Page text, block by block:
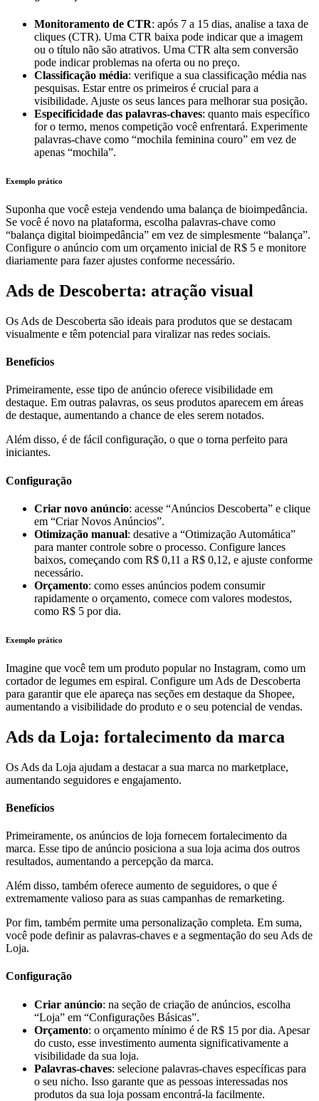
Monitoramento de CTR: após 7 a 15 dias, analise a taxa de
cliques (CTR). Uma CTR baixa pode indicar que a imagem
ou o título não são atrativos. Uma CTR alta sem conversão
pode indicar problemas na oferta ou no preço.
Classificação média: verifique a sua classificação média nas
pesquisas. Estar entre os primeiros é crucial para a
visibilidade. Ajuste os seus lances para melhorar sua posição.
Especificidade das palavras-chaves: quanto mais específico
for o termo, menos competição você enfrentará. Experimente
palavras-chave como “mochila feminina couro” em vez de
apenas “mochila”.
Exemplo prático
Suponha que você esteja vendendo uma balança de bioimpedância.
Se você é novo na plataforma, escolha palavras-chave como
“balança digital bioimpedância” em vez de simplesmente “balança”.
Configure o anúncio com um orçamento inicial de R$ 5 e monitore
diariamente para fazer ajustes conforme necessário.
Ads de Descoberta: atração visual
Os Ads de Descoberta são ideais para produtos que se destacam
visualmente e têm potencial para viralizar nas redes sociais.
Benefícios
Primeiramente, esse tipo de anúncio oferece visibilidade em
destaque. Em outras palavras, os seus produtos aparecem em áreas
de destaque, aumentando a chance de eles serem notados.
Além disso, é de fácil configuração, o que o torna perfeito para
iniciantes.
Configuração
Criar novo anúncio: acesse “Anúncios Descoberta” e clique
em “Criar Novos Anúncios”.
Otimização manual: desative a “Otimização Automática”
para manter controle sobre o processo. Configure lances
baixos, começando com R$ 0,11 a R$ 0,12, e ajuste conforme
necessário.
Orçamento: como esses anúncios podem consumir
rapidamente o orçamento, comece com valores modestos,
como R$ 5 por dia.
Exemplo prático
Imagine que você tem um produto popular no Instagram, como um
cortador de legumes em espiral. Configure um Ads de Descoberta
para garantir que ele apareça nas seções em destaque da Shopee,
aumentando a visibilidade do produto e o seu potencial de vendas.
Ads da Loja: fortalecimento da marca
Os Ads da Loja ajudam a destacar a sua marca no marketplace,
aumentando seguidores e engajamento.
Benefícios
Primeiramente, os anúncios de loja fornecem fortalecimento da
marca. Esse tipo de anúncio posiciona a sua loja acima dos outros
resultados, aumentando a percepção da marca.
Além disso, também oferece aumento de seguidores, o que é
extremamente valioso para as suas campanhas de remarketing.
Por fim, também permite uma personalização completa. Em suma,
você pode definir as palavras-chaves e a segmentação do seu Ads de
Loja.
Configuração
Criar anúncio: na seção de criação de anúncios, escolha
“Loja” em “Configurações Básicas”.
Orçamento: o orçamento mínimo é de R$ 15 por dia. Apesar
do custo, esse investimento aumenta significativamente a
visibilidade da sua loja.
Palavras-chaves: selecione palavras-chaves específicas para
o seu nicho. Isso garante que as pessoas interessadas nos
produtos da sua loja possam encontrá-la facilmente.